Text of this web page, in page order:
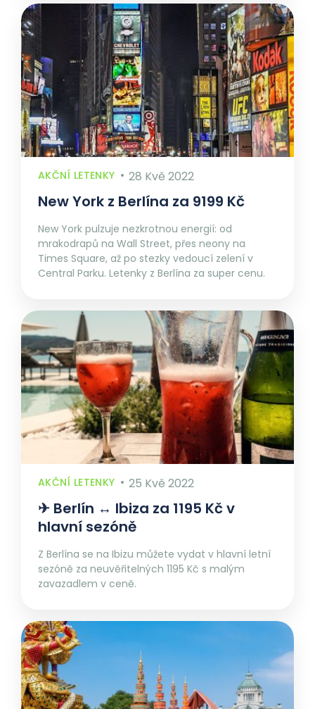
AKČNÍ LETENKY 28 Kvě 2022
New York z Berlína za 9199 Kč
New York pulzuje nezkrotnou energií: od
mrakodrapů na Wall Street, přes neony na
Times Square, až po stezky vedoucí zelení v
Central Parku. Letenky z Berlína za super cenu.
AKČNÍ LETENKY 25 Kvě 2022
✈︎ Berlín ↔ Ibiza za 1195 Kč v
hlavní sezóně
Z Berlína se na Ibizu můžete vydat v hlavní letní
sezóně za neuvěřitelných 1195 Kč s malým
zavazadlem v ceně.